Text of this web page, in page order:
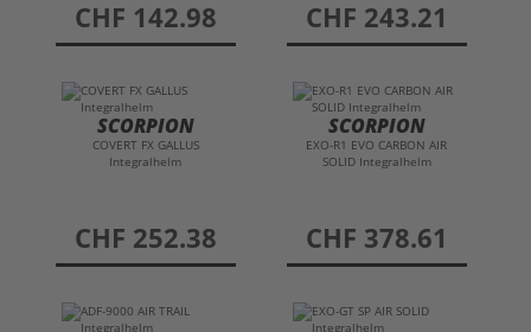
preis
CHF 142.98 preis
CHF 243.21
SCORPION
COVERT FX GALLUS
Integralhelm
preis
CHF 252.38
SCORPION
EXO-R1 EVO CARBON AIR
SOLID Integralhelm
preis
CHF 378.61